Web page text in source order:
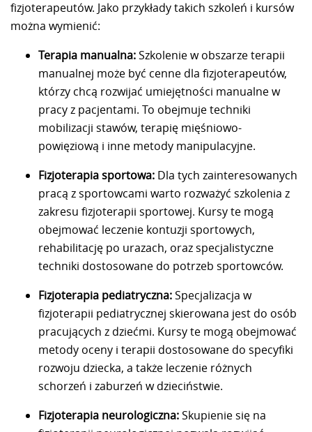
fizjoterapeutów. Jako przykłady takich szkoleń i kursów
można wymienić:
Terapia manualna:Szkolenie w obszarze terapii
manualnej może być cenne dla fizjoterapeutów,
którzy chcą rozwijać umiejętności manualne w
pracy z pacjentami. To obejmuje techniki
mobilizacji stawów, terapię mięśniowo-
powięziową i inne metody manipulacyjne.
Fizjoterapia sportowa: Dla tych zainteresowanych
pracą z sportowcami warto rozważyć szkolenia z
zakresu fizjoterapii sportowej. Kursy te mogą
obejmować leczenie kontuzji sportowych,
rehabilitację po urazach, oraz specjalistyczne
techniki dostosowane do potrzeb sportowców.
Fizjoterapia pediatryczna:Specjalizacja w
fizjoterapii pediatrycznej skierowana jest do osób
pracujących z dziećmi. Kursy te mogą obejmować
metody oceny i terapii dostosowane do specyfiki
rozwoju dziecka, a także leczenie różnych
schorzeń i zaburzeń w dzieciństwie.
Fizjoterapia neurologiczna:Skupienie się na